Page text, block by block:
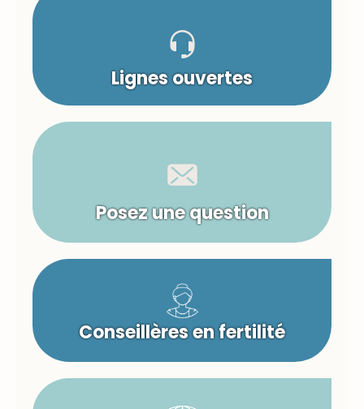
Lignes ouvertes
Posez une question
Conseillères en fertilité